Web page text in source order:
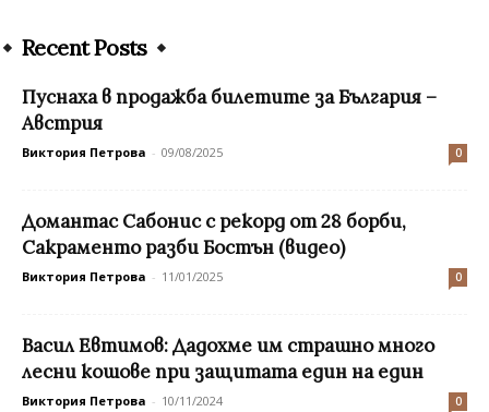
Recent Posts
Пуснаха в продажба билетите за България –
Австрия
Виктория Петрова - 09/08/2025 0
Домантас Сабонис с рекорд от 28 борби,
Сакраменто разби Бостън (видео)
Виктория Петрова - 11/01/2025 0
Васил Евтимов: Дадохме им страшно много
лесни кошове при защитата един на един
Виктория Петрова - 10/11/2024 0